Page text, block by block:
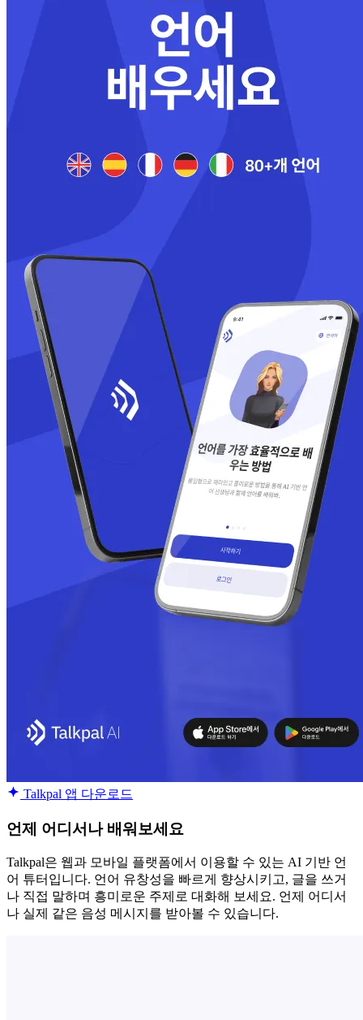
Talkpal 앱 다운로드
언제 어디서나 배워보세요
Talkpal은 웹과 모바일 플랫폼에서 이용할 수 있는 AI 기반 언
어 튜터입니다. 언어 유창성을 빠르게 향상시키고, 글을 쓰거
나 직접 말하며 흥미로운 주제로 대화해 보세요. 언제 어디서
나 실제 같은 음성 메시지를 받아볼 수 있습니다.